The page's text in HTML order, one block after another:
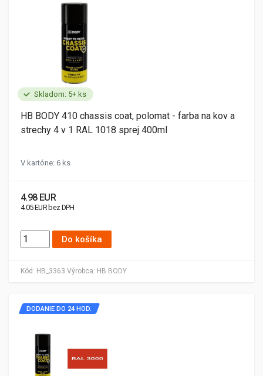
Skladom: 5+ ks
Kód: HB_3363 Výrobca: HB BODY
HB BODY 410 chassis coat, polomat - farba na kov a
strechy 4 v 1 RAL 1018 sprej 400ml
V kartóne: 6 ks
4.98 EUR
4.05 EUR bez DPH
Do košíka
DODANIE DO 24 HOD.